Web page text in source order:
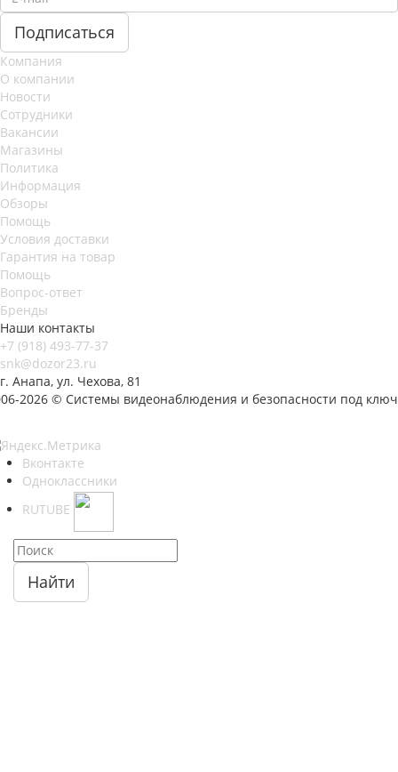
Компания
О компании
Новости
Сотрудники
Вакансии
Магазины
Политика
Информация
Обзоры
Помощь
Условия доставки
Гарантия на товар
Помощь
Вопрос-ответ
Бренды
Наши контакты
+7 (918) 493-77-37
snk@dozor23.ru
г. Анапа, ул. Чехова, 81
2026 © Системы видеонаблюдения и безопасности под ключ
Вконтакте
Одноклассники
RUTUBE
Найти